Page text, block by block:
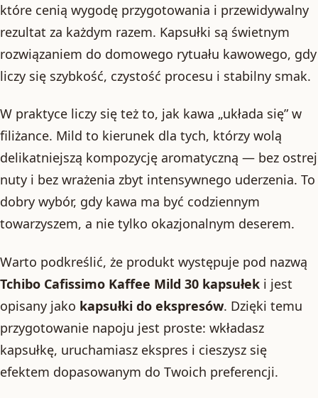
które cenią wygodę przygotowania i przewidywalny
rezultat za każdym razem. Kapsułki są świetnym
rozwiązaniem do domowego rytuału kawowego, gdy
liczy się szybkość, czystość procesu i stabilny smak.
W praktyce liczy się też to, jak kawa „układa się” w
filiżance. Mild to kierunek dla tych, którzy wolą
delikatniejszą kompozycję aromatyczną — bez ostrej
nuty i bez wrażenia zbyt intensywnego uderzenia. To
dobry wybór, gdy kawa ma być codziennym
towarzyszem, a nie tylko okazjonalnym deserem.
Warto podkreślić, że produkt występuje pod nazwą
Tchibo Cafissimo Kaffee Mild 30 kapsułek i jest
opisany jako kapsułki do ekspresów. Dzięki temu
przygotowanie napoju jest proste: wkładasz
kapsułkę, uruchamiasz ekspres i cieszysz się
efektem dopasowanym do Twoich preferencji.